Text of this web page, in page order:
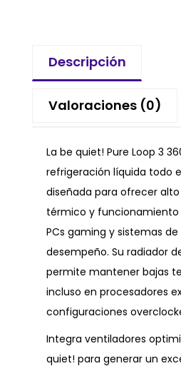
Descripción
Valoraciones (0)
La be quiet! Pure Loop 3
refrigeración líquida todo
diseñada para ofrecer
térmico y funcionamiento
PCs gaming y sistemas
desempeño. Su radiador
permite mantener bajas
incluso en procesadores
configuraciones
Integra ventiladores
quiet! para generar un